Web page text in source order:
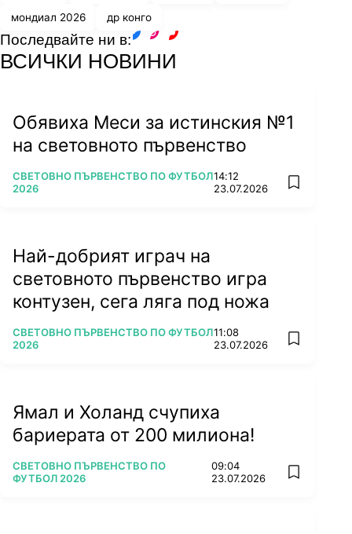
мондиал 2026 др конго
Последвайте ни в:
ВСИЧКИ НОВИНИ
Обявиха Меси за истинския №1
на световното първенство
ПОВЕЧЕ ОТ
СВЕТОВНО ПЪРВЕНСТВО ПО ФУТБОЛ
2026
14:12
23.07.2026
add
Най-добрият играч на
световното първенство игра
контузен, сега ляга под ножа
ПОВЕЧЕ ОТ
СВЕТОВНО ПЪРВЕНСТВО ПО ФУТБОЛ
2026
11:08
23.07.2026
add
Ямал и Холанд счупиха
бариерата от 200 милиона!
ПОВЕЧЕ ОТ
СВЕТОВНО ПЪРВЕНСТВО ПО
ФУТБОЛ 2026
09:04
23.07.2026
add